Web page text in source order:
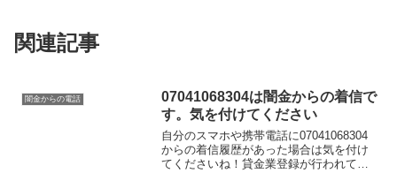
関連記事
闇金からの電話
07041068304は闇金からの着信で
す。気を付けてください
自分のスマホや携帯電話に07041068304
からの着信履歴があった場合は気を付け
てくださいね！貸金業登録が行われてい